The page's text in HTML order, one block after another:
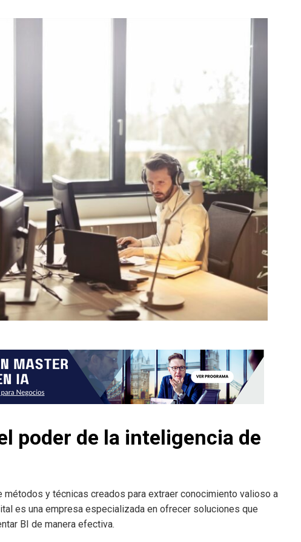
poder de la inteligencia de
métodos y técnicas creados para extraer conocimiento valioso a
es una empresa especializada en ofrecer soluciones que
BI de manera efectiva.